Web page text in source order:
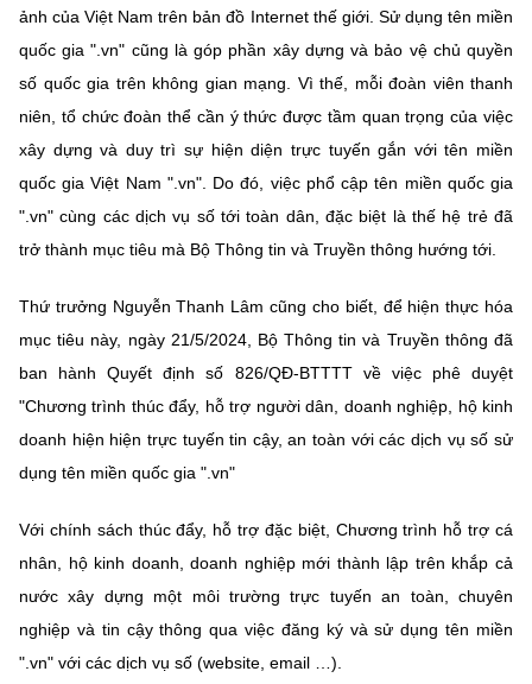
ảnh của Việt Nam trên bản đồ Internet thế giới. Sử dụng tên miền
quốc gia ".vn" cũng là góp phần xây dựng và bảo vệ chủ quyền
số quốc gia trên không gian mạng. Vì thế, mỗi đoàn viên thanh
niên, tổ chức đoàn thể cần ý thức được tầm quan trọng của việc
xây dựng và duy trì sự hiện diện trực tuyến gắn với tên miền
quốc gia Việt Nam ".vn". Do đó, việc phổ cập tên miền quốc gia
".vn" cùng các dịch vụ số tới toàn dân, đặc biệt là thế hệ trẻ đã
trở thành mục tiêu mà Bộ Thông tin và Truyền thông hướng tới.
Thứ trưởng Nguyễn Thanh Lâm cũng cho biết, để hiện thực hóa
mục tiêu này, ngày 21/5/2024, Bộ Thông tin và Truyền thông đã
ban hành Quyết định số 826/QĐ-BTTTT về việc phê duyệt
"Chương trình thúc đẩy, hỗ trợ người dân, doanh nghiệp, hộ kinh
doanh hiện hiện trực tuyến tin cậy, an toàn với các dịch vụ số sử
dụng tên miền quốc gia ".vn"
Với chính sách thúc đẩy, hỗ trợ đặc biệt, Chương trình hỗ trợ cá
nhân, hộ kinh doanh, doanh nghiệp mới thành lập trên khắp cả
nước xây dựng một môi trường trực tuyến an toàn, chuyên
nghiệp và tin cậy thông qua việc đăng ký và sử dụng tên miền
".vn" với các dịch vụ số (website, email …).